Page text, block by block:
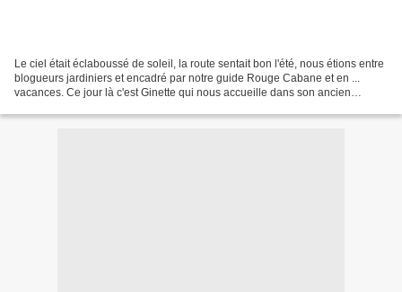
Le ciel était éclaboussé de soleil, la route sentait bon l'été, nous étions entre
blogueurs jardiniers et encadré par notre guide Rouge Cabane et en ...
vacances. Ce jour là c'est Ginette qui nous accueille dans son ancien